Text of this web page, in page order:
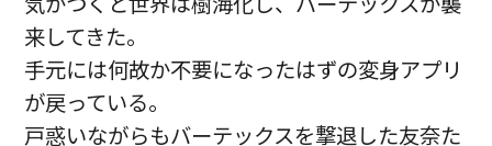
来してきた。
手元には何故か不要になったはずの変身アプリ
が戻っている。
戸惑いながらもバーテックスを撃退した友奈た